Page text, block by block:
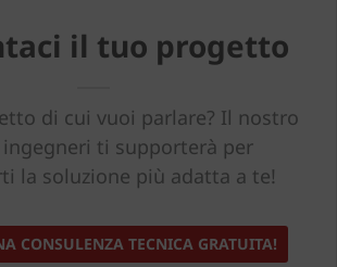
il tuo progetto
di cui vuoi parlare? Il nostro
ti supporterà per
la soluzione più adatta a te!
CONSULENZA TECNICA GRATUITA!